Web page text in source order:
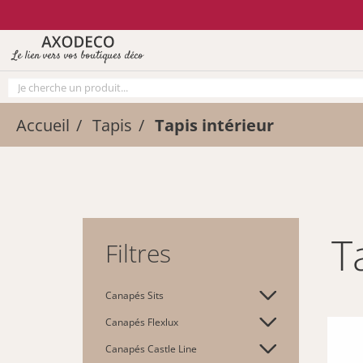
Le lien vers vos boutiques déco
Accueil Tapis Tapis intérieur
Filtres
Canapés Sits
Canapés Flexlux
Canapés Castle Line